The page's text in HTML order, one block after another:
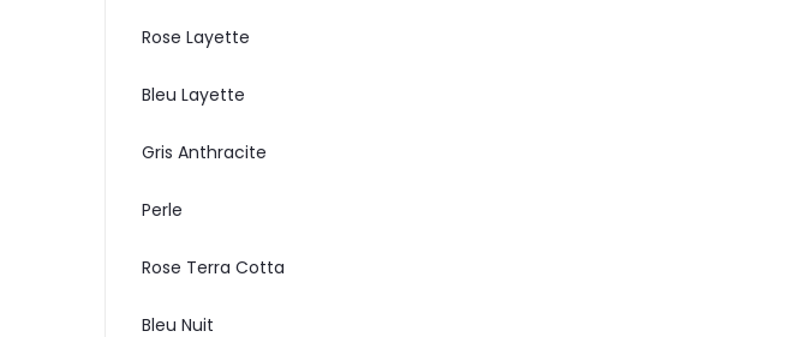
Rose Layette
Bleu Layette
Gris Anthracite
Perle
Rose Terra Cotta
Bleu Nuit